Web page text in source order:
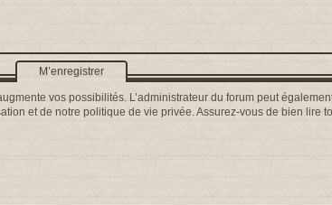
M’enregistrer
vos possibilités. L’administrateur du forum peut
et de notre politique de vie privée. Assurez-vous de bien lire